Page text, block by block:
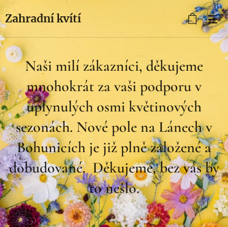
Zahradní kvítí
Naši milí zákazníci, děkujeme
mnohokrát za vaši podporu v
uplynulých osmi květinových
sezonách. Nové pole na Lánech v
Bohunicích je již plně založené a
dobudované. Děkujeme, bez vás by
to nešlo.